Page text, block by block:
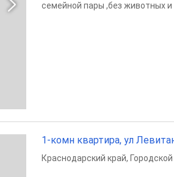
семейной пары ,без животных и
1-комн квартира, ул
Краснодарский край,